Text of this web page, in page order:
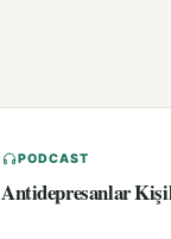
PODCAST
Antidepresanlar